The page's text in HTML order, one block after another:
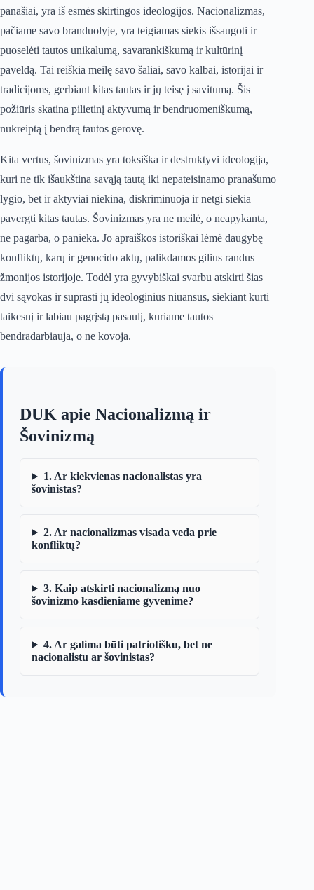
panašiai, yra iš esmės skirtingos ideologijos. Nacionalizmas,
pačiame savo branduolyje, yra teigiamas siekis išsaugoti ir
puoselėti tautos unikalumą, savarankiškumą ir kultūrinį
paveldą. Tai reiškia meilę savo šaliai, savo kalbai, istorijai ir
tradicijoms, gerbiant kitas tautas ir jų teisę į savitumą. Šis
požiūris skatina pilietinį aktyvumą ir bendruomeniškumą,
nukreiptą į bendrą tautos gerovę.
Kita vertus, šovinizmas yra toksiška ir destruktyvi ideologija,
kuri ne tik išaukština savąją tautą iki nepateisinamo pranašumo
lygio, bet ir aktyviai niekina, diskriminuoja ir netgi siekia
pavergti kitas tautas. Šovinizmas yra ne meilė, o neapykanta,
ne pagarba, o panieka. Jo apraiškos istoriškai lėmė daugybę
konfliktų, karų ir genocido aktų, palikdamos gilius randus
žmonijos istorijoje. Todėl yra gyvybiškai svarbu atskirti šias
dvi sąvokas ir suprasti jų ideologinius niuansus, siekiant kurti
taikesnį ir labiau pagrįstą pasaulį, kuriame tautos
bendradarbiauja, o ne kovoja.
DUK apie Nacionalizmą ir
Šovinizmą
1. Ar kiekvienas nacionalistas yra
šovinistas?
2. Ar nacionalizmas visada veda prie
konfliktų?
3. Kaip atskirti nacionalizmą nuo
šovinizmo kasdieniame gyvenime?
4. Ar galima būti patriotišku, bet ne
nacionalistu ar šovinistas?